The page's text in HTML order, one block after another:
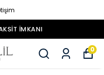
İMKANI
0